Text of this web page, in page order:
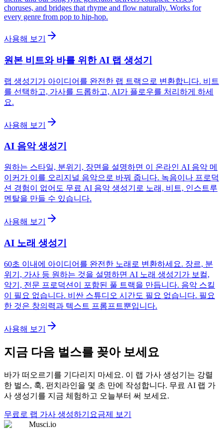
choruses, and bridges that rhyme and flow naturally. Works for
every genre from pop to hip-hop.
사용해 보기
원본 비트와 바를 위한 AI 랩 생성기
랩 생성기가 아이디어를 완전한 랩 트랙으로 변환합니다. 비트
를 선택하고, 가사를 드롭하고, AI가 플로우를 처리하게 하세
요.
사용해 보기
AI 음악 생성기
원하는 스타일, 분위기, 장면을 설명하면 이 온라인 AI 음악 메
이커가 이를 오리지널 음악으로 바꿔 줍니다. 녹음이나 프로덕
션 경험이 없어도 무료 AI 음악 생성기로 노래, 비트, 인스트루
멘탈을 만들 수 있습니다.
사용해 보기
AI 노래 생성기
60초 이내에 아이디어를 완전한 노래로 변환하세요. 장르, 분
위기, 가사 등 원하는 것을 설명하면 AI 노래 생성기가 보컬,
악기, 전문 프로덕션이 포함된 풀 트랙을 만듭니다. 음악 스킬
이 필요 없습니다. 비싼 스튜디오 시간도 필요 없습니다. 필요
한 것은 창의력과 텍스트 프롬프트뿐입니다.
사용해 보기
지금 다음 벌스를 꽂아 보세요
바가 떠오르기를 기다리지 마세요. 이 랩 가사 생성기는 강렬
한 벌스, 훅, 펀치라인을 몇 초 만에 작성합니다. 무료 AI 랩 가
사 생성기를 지금 체험하고 오늘부터 써 보세요.
무료로 랩 가사 생성하기 요금제 보기
Musci.io